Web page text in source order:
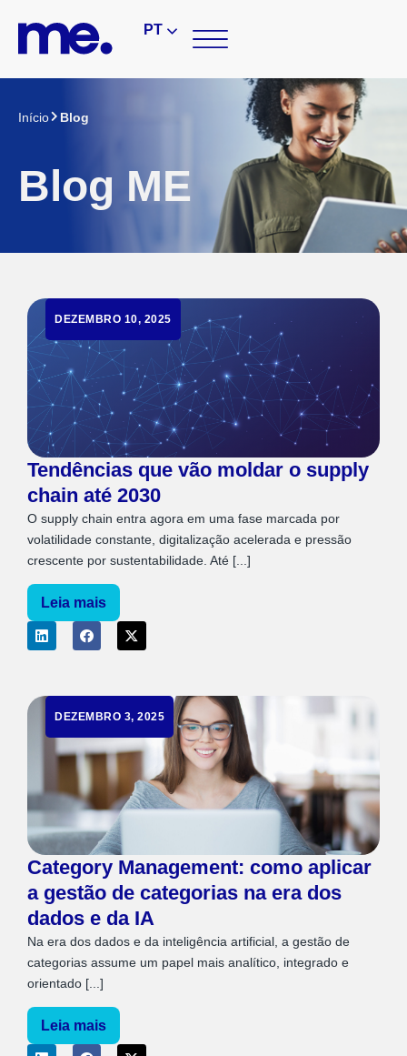
PT
Início Blog
Blog ME
DEZEMBRO 10, 2025
Tendências que vão moldar o supply
chain até 2030
O supply chain entra agora em uma fase marcada por
volatilidade constante, digitalização acelerada e pressão
crescente por sustentabilidade. Até [...]
Leia mais
DEZEMBRO 3, 2025
Category Management: como aplicar
a gestão de categorias na era dos
dados e da IA
Na era dos dados e da inteligência artificial, a gestão de
categorias assume um papel mais analítico, integrado e
orientado [...]
Leia mais